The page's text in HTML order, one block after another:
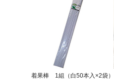
着果棒 1組（白50本入×2袋）